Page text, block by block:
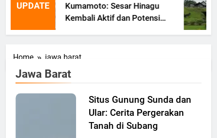
UPDATEKumamoto: Sesar Hinagu
Kembali Aktif dan Potensi
Gempa Susulan
Home jawa barat
Jawa Barat
Situs Gunung Sunda dan
Ular: Cerita Pergerakan
Tanah di Subang